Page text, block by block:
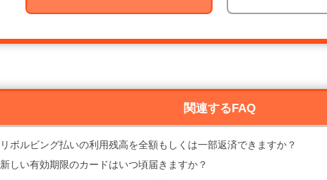
関連するFAQ
リボルビング払いの利用残高を全額もしくは一部返済できますか？
新しい有効期限のカードはいつ頃届きますか？